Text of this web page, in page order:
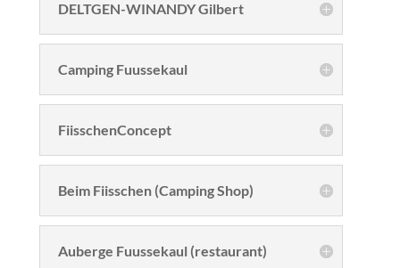
DELTGEN-WINANDY Gilbert
Camping Fuussekaul
FiisschenConcept
Beim Fiisschen (Camping Shop)
Auberge Fuussekaul (restaurant)